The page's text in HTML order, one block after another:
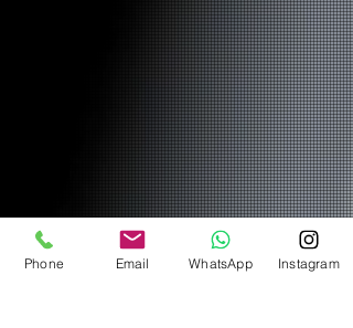
Phone Email WhatsApp Instagram